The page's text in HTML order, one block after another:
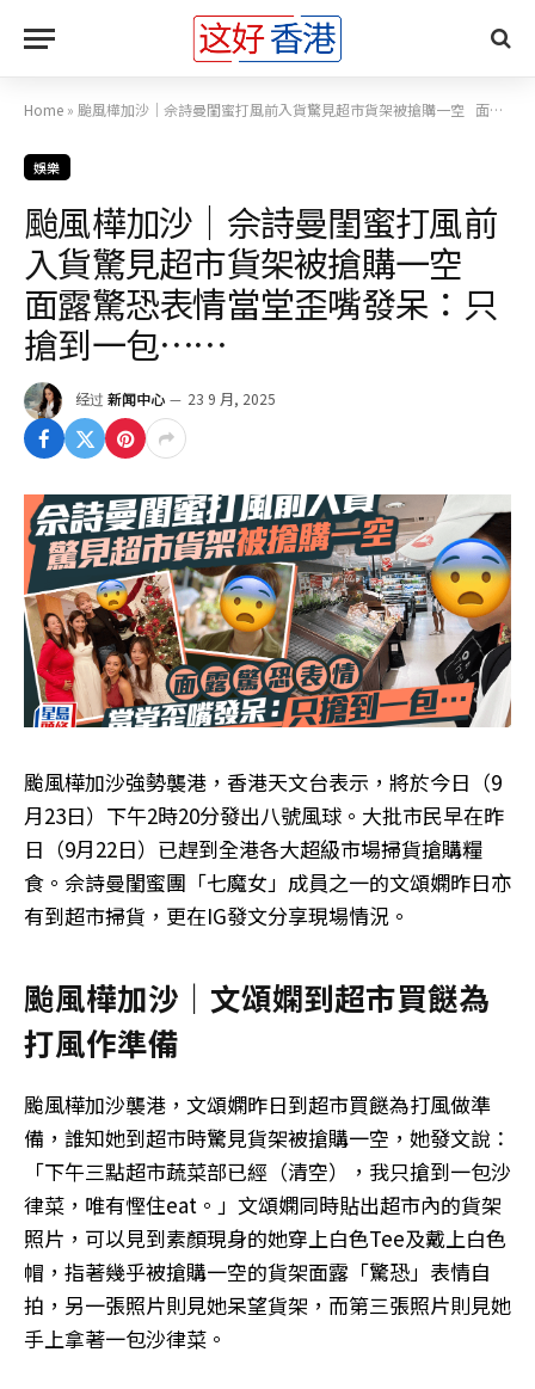
Home » 颱風樺加沙｜佘詩曼閨蜜打風前入貨驚見超市貨架被搶購一空 面露驚恐表情當堂歪嘴發呆：只搶到一包⋯⋯
娛樂
颱風樺加沙｜佘詩曼閨蜜打風前
入貨驚見超市貨架被搶購一空
面露驚恐表情當堂歪嘴發呆：只
搶到一包⋯⋯
经过 新闻中心 23 9 月, 2025
颱風樺加沙強勢襲港，香港天文台表示，將於今日（9
月23日）下午2時20分發出八號風球。大批市民早在昨
日（9月22日）已趕到全港各大超級市場掃貨搶購糧
食。佘詩曼閨蜜團「七魔女」成員之一的文頌嫻昨日亦
有到超市掃貨，更在IG發文分享現場情況。
颱風樺加沙｜文頌嫻到超市買餸為
打風作準備
颱風樺加沙襲港，文頌嫻昨日到超市買餸為打風做準
備，誰知她到超市時驚見貨架被搶購一空，她發文說：
「下午三點超市蔬菜部已經（清空），我只搶到一包沙
律菜，唯有慳住eat。」文頌嫻同時貼出超市內的貨架
照片，可以見到素顏現身的她穿上白色Tee及戴上白色
帽，指著幾乎被搶購一空的貨架面露「驚恐」表情自
拍，另一張照片則見她呆望貨架，而第三張照片則見她
手上拿著一包沙律菜。